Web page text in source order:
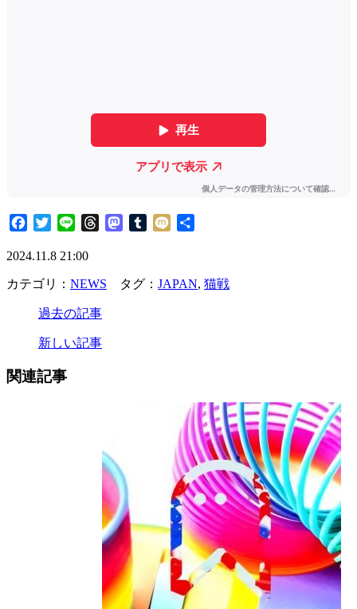
FacebookTwitterLine ThreadsMastodonTumblrMixi
2024.11.8 21:00
カテゴリ： NEWS タグ： JAPAN, 猫戦
過去の記事
新しい記事
関連記事